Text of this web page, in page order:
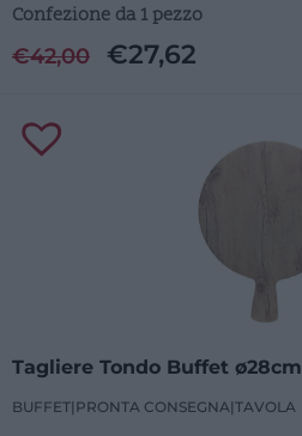
Confezione da 1 pezzo
€42,00 €27,62
Tagliere Tondo Buffet
BUFFET| PRONTA CONSEGNA|TAVOLA